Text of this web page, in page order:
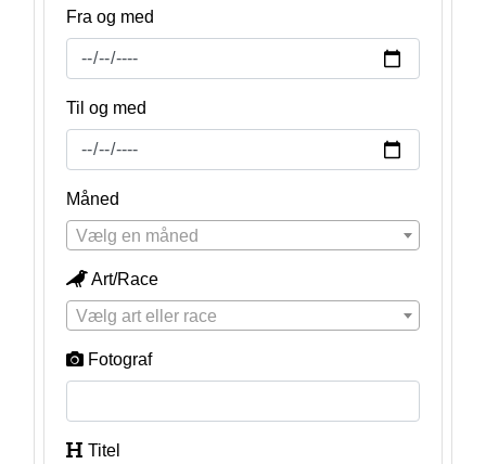
Fra og med
Til og med
Måned
Vælg en måned
Art/Race
Vælg art eller race
Fotograf
Titel